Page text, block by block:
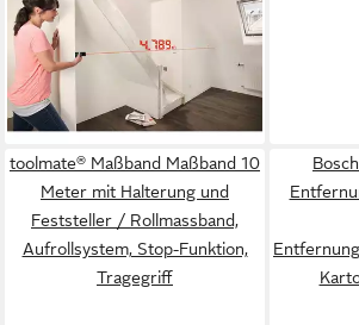
Laser-
EntfernungsmessereCommerce-
Karton 06036723Z0,
Bluetooth
84,94 €
lieferbar - in 3-4 Werktagen bei dir
toolmate® Maßband Maßband 10
Meter mit Halterung und
Feststeller / Rollmassband,
Aufrollsystem, Stop-Funktion,
Tragegriff